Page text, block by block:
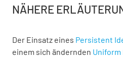
NÄHERE
Der Einsatz eines Persistent
einem sich ändernden Uniform